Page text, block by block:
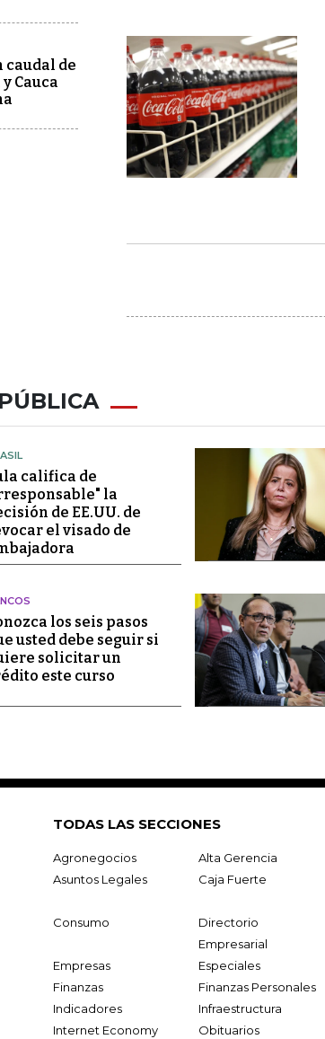
caudal de
Cauca
califica de
la
de EE.UU. de
el visado de
los seis pasos
usted debe seguir si
solicitar un
este curso
TODAS LAS SECCIONES
Agronegocios Alta Gerencia
Asuntos Legales
Caja Fuerte
Consumo
Directorio
Empresarial
Empresas Especiales
Finanzas
Finanzas Personales
Indicadores
Infraestructura
Internet Economy
Obituarios